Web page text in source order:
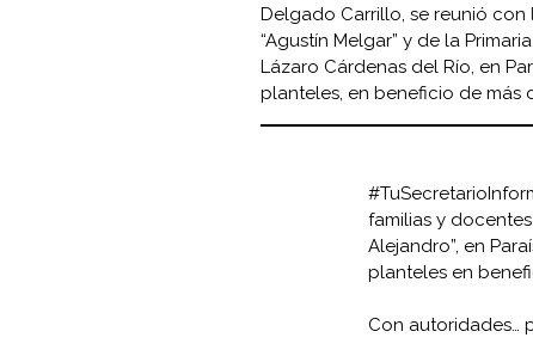
Delgado Carrillo, se reunió
“Agustín Melgar” y de la
Lázaro Cárdenas del Río, en
planteles, en beneficio de más
familias y docentes
Alejandro”, en
planteles en
Con autoridades…